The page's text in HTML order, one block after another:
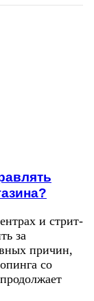
и стрит-
за
причин,
со